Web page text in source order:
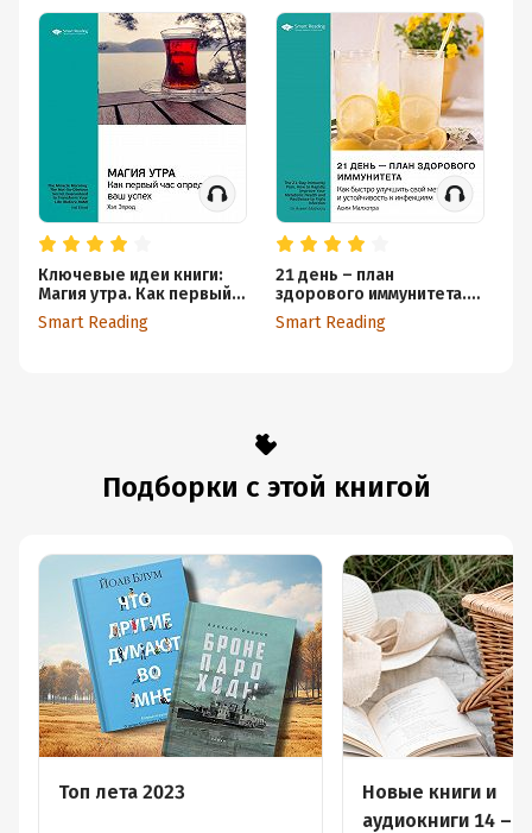
Ключевые идеи книги:
Магия утра. Как первый
час определяет ваш
успех. Хэл Элрод
Smart Reading
21 день – план
здорового иммунитета.
Как быстро улучшить
свой метаболизм и
Smart Reading
Подборки с этой книгой
Топ лета 2023
Новые книги и
аудиокниги 14 –